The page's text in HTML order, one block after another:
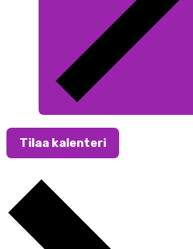
Tilaa kalenteri